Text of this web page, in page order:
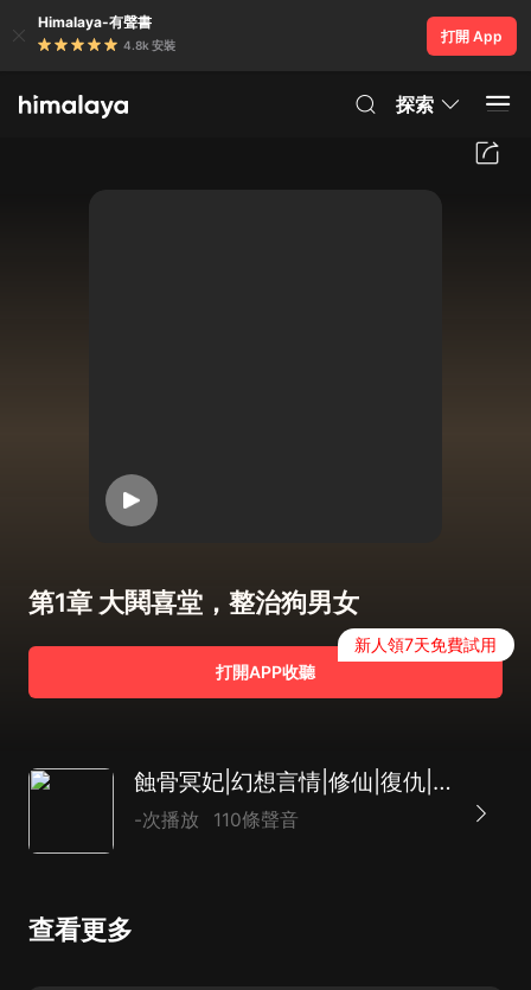
Himalaya-有聲書
4.8k 安裝
打開 App
探索
第1章 大鬨喜堂，整治狗男女
打開APP收聽
新人領7天免費試用
蝕骨冥妃|幻想言情|修仙|復仇|AI專輯
-次播放 110條聲音
查看更多